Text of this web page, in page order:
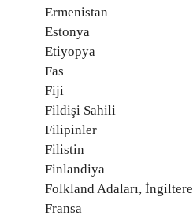
Ermenistan
Estonya
Etiyopya
Fas
Fiji
Fildişi Sahili
Filipinler
Filistin
Finlandiya
Folkland Adaları, İngiltere
Fransa